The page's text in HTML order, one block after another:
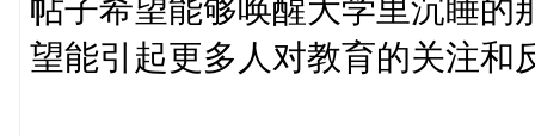
帖子希望能够唤醒大学里沉睡的
望能引起更多人对教育的关注和